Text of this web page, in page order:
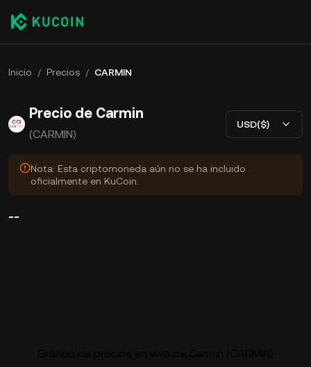
Inicio / Precios / CARMIN
Precio de Carmin
(CARMIN)
USD($)
Nota: Esta criptomoneda aún no se ha incluido
oficialmente en KuCoin.
--